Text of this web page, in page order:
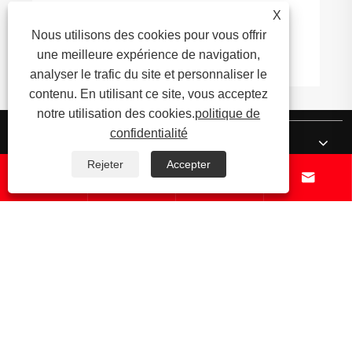
Comment les roulements à section mince
application aérospatiale ou robotique
Voir plus >>
À propos de nous
Produits
 
X
Nous utilisons des cookies pour vous offrir
une meilleure expérience de navigation,
analyser le trafic du site et personnaliser le
contenu. En utilisant ce site, vous acceptez
notre utilisation des cookies.politique de
confidentialité
Rejeter Accepter